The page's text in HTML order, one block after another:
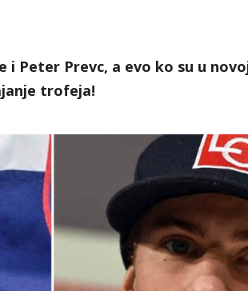
i Peter Prevc, a evo ko su u
trofeja!